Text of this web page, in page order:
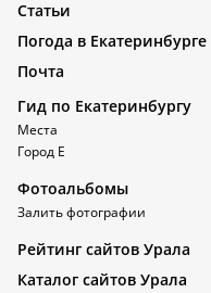
Статьи
Погода в Екатеринбурге
Почта
Гид по Екатеринбургу
Места
Город Е
Фотоальбомы
Залить фотографии
Рейтинг сайтов Урала
Каталог сайтов Урала